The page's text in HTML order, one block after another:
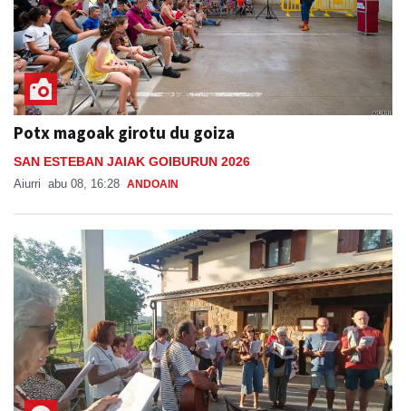
Potx magoak girotu du goiza
SAN ESTEBAN JAIAK GOIBURUN 2026
Aiurri abu 08, 16:28 ANDOAIN